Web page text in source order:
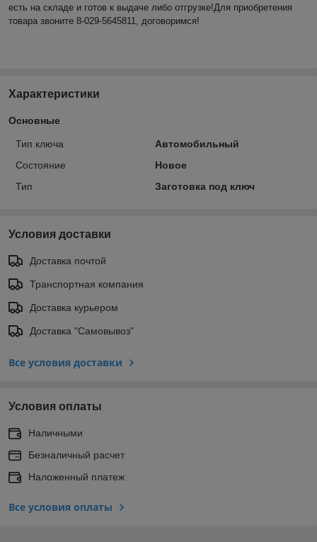
есть на складе и готов к выдаче либо отгрузке!Для приобретения
товара звоните 8-029-5645811, договоримся!
Характеристики
Основные
Тип ключа
Автомобильный
Состояние
Новое
Тип
Заготовка под ключ
Условия доставки
Доставка почтой
Транспортная компания
Доставка курьером
Доставка "Самовывоз"
Все условия доставки
Условия оплаты
Наличными
Безналичный расчет
Наложенный платеж
Все условия оплаты